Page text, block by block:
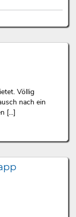
Völlig
nach ein
[...]